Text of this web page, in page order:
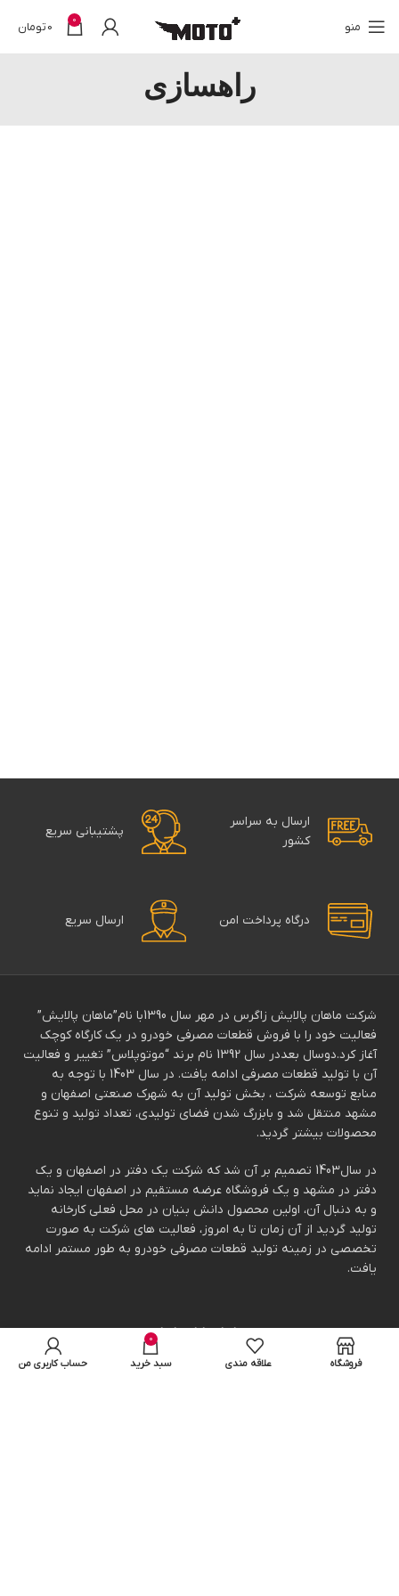
منو 0
0تومان
راهسازی
ارسال به سراسر
کشور
پشتیبانی سریع
درگاه پرداخت امن ارسال سریع
شرکت ماهان پالایش زاگرس در مهر سال 1390با نام”ماهان پالایش”
فعالیت خود را با فروش قطعات مصرفی خودرو در یک کارگاه کوچک
آغاز کرد.دوسال بعددر سال 1392 نام برند “موتوپلاس” تغییر و فعالیت
آن با تولید قطعات مصرفی ادامه یافت. در سال 1403 با توجه به
منابع توسعه شرکت ، بخش تولید آن به شهرک صنعتی اصفهان و
مشهد منتقل شد و بابزرگ شدن فضای تولیدی، تعداد تولید و تنوع
محصولات بیشتر گردید.
در سال1403 تصمیم بر آن شد که شرکت یک دفتر در اصفهان و یک
دفتر در مشهد و یک فروشگاه عرضه مستقیم در اصفهان ایجاد نماید
و به دنبال آن، اولین محصول دانش بنیان در محل فعلی کارخانه
تولید گردید از آن زمان تا به امروز، فعالیت های شرکت به صورت
تخصصی در زمینه تولید قطعات مصرفی خودرو به طور مستمر ادامه
یافت.
راه ارتباطی با ما:
021-22660502 فروشگاه علاقه مندی
0
سبد خرید حساب کاربری من